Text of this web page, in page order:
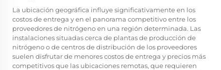
La ubicación geográfica influye significativamente en los
costos de entrega y en el panorama competitivo entre los
proveedores de nitrógeno en una región determinada. Las
instalaciones situadas cerca de plantas de producción de
nitrógeno o de centros de distribución de los proveedores
suelen disfrutar de menores costos de entrega y precios más
competitivos que las ubicaciones remotas, que requieren